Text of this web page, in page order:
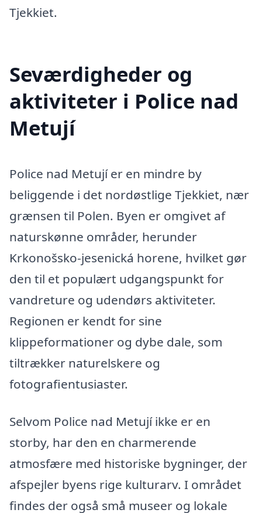
Tjekkiet.
Seværdigheder og
aktiviteter i Police nad
Metují
Police nad Metují er en mindre by
beliggende i det nordøstlige Tjekkiet, nær
grænsen til Polen. Byen er omgivet af
naturskønne områder, herunder
Krkonošsko-jesenická horene, hvilket gør
den til et populært udgangspunkt for
vandreture og udendørs aktiviteter.
Regionen er kendt for sine
klippeformationer og dybe dale, som
tiltrækker naturelskere og
fotografientusiaster.
Selvom Police nad Metují ikke er en
storby, har den en charmerende
atmosfære med historiske bygninger, der
afspejler byens rige kulturarv. I området
findes der også små museer og lokale